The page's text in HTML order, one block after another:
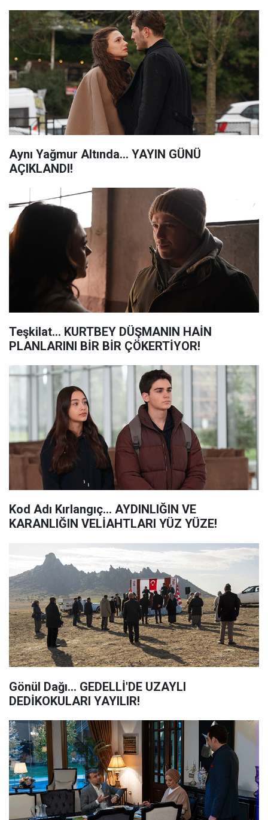
Aynı Yağmur Altında... YAYIN GÜNÜ
AÇIKLANDI!
Teşkilat... KURTBEY DÜŞMANIN HAİN
PLANLARINI BİR BİR ÇÖKERTİYOR!
Kod Adı Kırlangıç... AYDINLIĞIN VE
KARANLIĞIN VELİAHTLARI YÜZ YÜZE!
Gönül Dağı... GEDELLİ'DE UZAYLI
DEDİKOKULARI YAYILIR!